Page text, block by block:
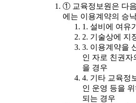
① 교육정보원은 다
에는 이용계약의 승
1. 설비에 여유
2. 기술상에 지
3. 이용계약을
인 자로 친권자
을 경우
4. 기타 교육정
인 운영 등을
되는 경우